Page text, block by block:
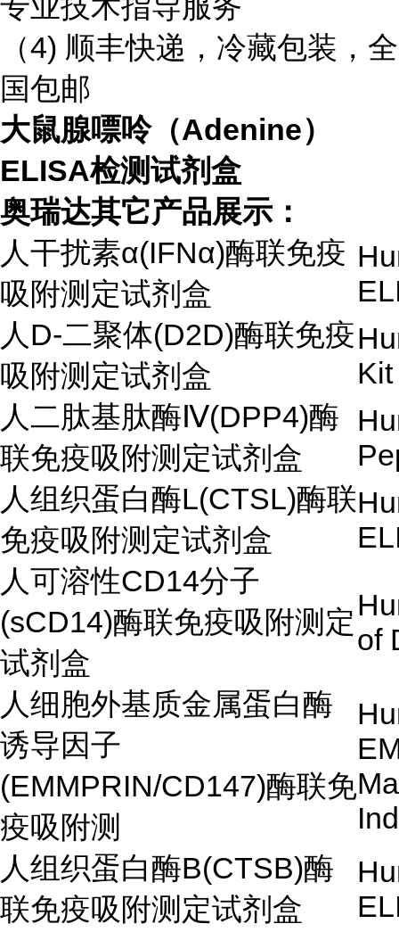
（4) 顺丰快递，冷藏包装，全
国包邮
大鼠腺嘌呤（Adenine）
ELISA检测试剂盒
奥瑞达其它产品展示：
人干扰素α(IFNα)酶联免疫
吸附测定试剂盒
人D-二聚体(D2D)酶联免疫
吸附测定试剂盒
Kit
人二肽基肽酶Ⅳ(DPP4)酶
联免疫吸附测定试剂盒
人组织蛋白酶L(CTSL)酶联
免疫吸附测定试剂盒
人可溶性CD14分子
(sCD14)酶联免疫吸附测定
试剂盒
of
人细胞外基质金属蛋白酶
诱导因子
(EMMPRIN/CD147)酶联免
疫吸附测
人组织蛋白酶B(CTSB)酶
联免疫吸附测定试剂盒